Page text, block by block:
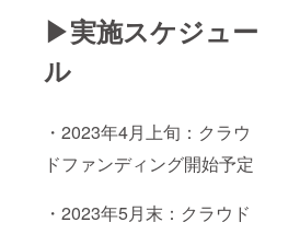
▶実施スケジュー
ル
・2023年4月上旬：クラウ
ドファンディング開始予定
・2023年5月末：クラウド